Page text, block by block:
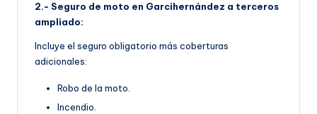
2.- Seguro de moto en Garcihernández a terceros
ampliado:
Incluye el seguro obligatorio más coberturas
adicionales:
Robo de la moto.
Incendio.